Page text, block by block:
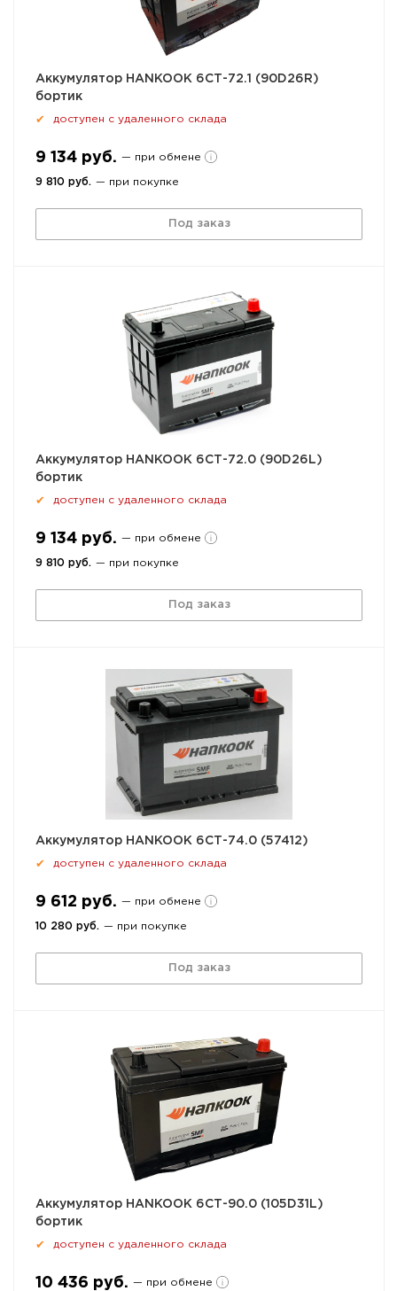
Аккумулятор HANKOOK 6СТ-72.1 (90D26R)
бортик
✔ доступен с удаленного склада
9 134 руб. — при обмене
9 810 руб. — при покупке
Под заказ
Аккумулятор HANKOOK 6СТ-72.0 (90D26L)
бортик
✔ доступен с удаленного склада
9 134 руб. — при обмене
9 810 руб. — при покупке
Под заказ
Аккумулятор HANKOOK 6СТ-74.0 (57412)
✔ доступен с удаленного склада
9 612 руб. — при обмене
10 280 руб. — при покупке
Под заказ
Аккумулятор HANKOOK 6СТ-90.0 (105D31L)
бортик
✔ доступен с удаленного склада
10 436 руб. — при обмене